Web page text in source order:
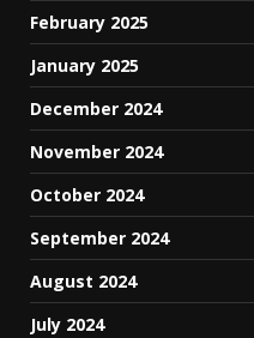
February 2025
January 2025
December 2024
November 2024
October 2024
September 2024
August 2024
July 2024